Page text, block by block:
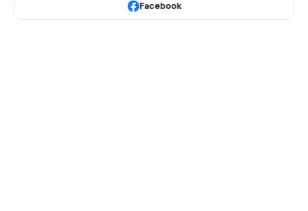
Facebook